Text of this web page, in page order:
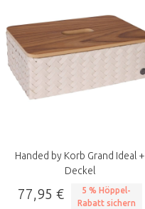
Handed by Korb Grand Ideal +
Deckel
77,95 €
5 % Höppel-
Rabatt sichern